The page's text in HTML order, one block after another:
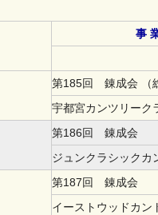
事
第185回 錬成会 （
宇都宮カンツリーク
第186回 錬成会
ジュンクラシックカ
第187回 錬成会
イーストウッドカン